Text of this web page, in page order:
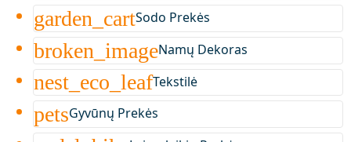
garden_cartSodo Prekės
broken_imageNamų Dekoras
nest_eco_leafTekstilė
petsGyvūnų Prekės